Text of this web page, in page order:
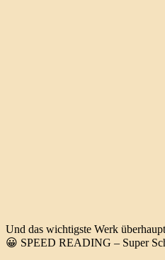
Und das wichtigste Werk
😀 SPEED READING – Super